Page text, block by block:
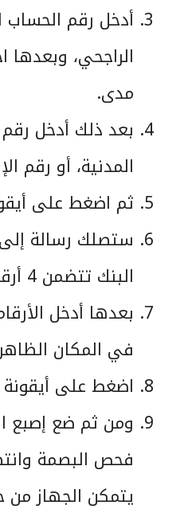
أدخل رقم
الراجحي، وبعدها
مدى.
بعد ذلك أدخل
المدنية، أو رقم
ثم اضغط على
ستصلك رسالة
البنك تتضمن 4 أرقام.
بعدها أدخل
في المكان
اضغط على أيقونة
ومن ثم ضع إصبع
فحص البصمة
يتمكن الجهاز